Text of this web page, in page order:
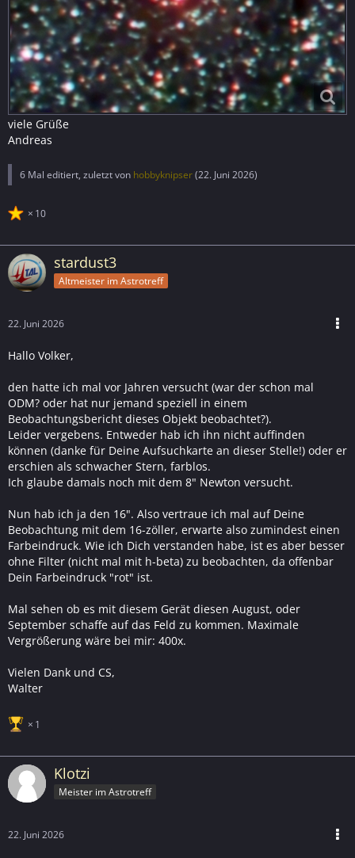
viele Grüße
Andreas
6 Mal editiert, zuletzt von hobbyknipser(22. Juni 2026)
10
stardust3
Altmeister im Astrotreff
22. Juni 2026
Hallo Volker,
den hatte ich mal vor Jahren versucht (war der schon mal
ODM? oder hat nur jemand speziell in einem
Beobachtungsbericht dieses Objekt beobachtet?).
Leider vergebens. Entweder hab ich ihn nicht auffinden
können (danke für Deine Aufsuchkarte an dieser Stelle!) oder er
erschien als schwacher Stern, farblos.
Ich glaube damals noch mit dem 8" Newton versucht.
Nun hab ich ja den 16". Also vertraue ich mal auf Deine
Beobachtung mit dem 16-zöller, erwarte also zumindest einen
Farbeindruck. Wie ich Dich verstanden habe, ist es aber besser
ohne Filter (nicht mal mit h-beta) zu beobachten, da offenbar
Dein Farbeindruck "rot" ist.
Mal sehen ob es mit diesem Gerät diesen August, oder
September schaffe auf das Feld zu kommen. Maximale
Vergrößerung wäre bei mir: 400x.
Vielen Dank und CS,
Walter
1
Klotzi
Meister im Astrotreff
22. Juni 2026